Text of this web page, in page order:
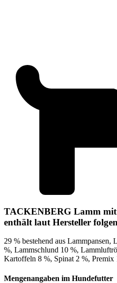
TACKENBERG Lamm
enthält laut Hersteller
29 % bestehend aus
%, Lammschlund 10 %,
Kartoffeln 8 %, Spinat 2 %, Premix
Mengenangaben im Hundefutter